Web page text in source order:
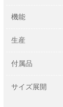
機能
生産
付属品
サイズ展開